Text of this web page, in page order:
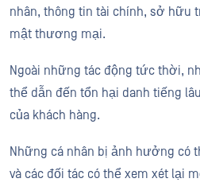
nhân, thông tin tài chính, sở hữu
mật thương mại.
Ngoài những tác động tức thời,
thể dẫn đến tổn hại danh tiếng
của khách hàng.
Những cá nhân bị ảnh hưởng có
và các đối tác có thể xem xét lại